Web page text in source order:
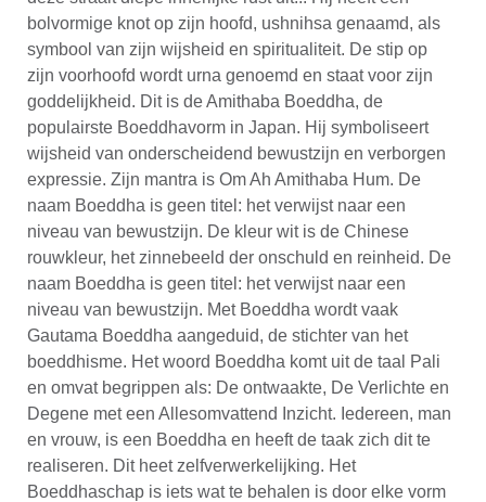
bolvormige knot op zijn hoofd, ushnihsa genaamd, als
symbool van zijn wijsheid en spiritualiteit. De stip op
zijn voorhoofd wordt urna genoemd en staat voor zijn
goddelijkheid. Dit is de Amithaba Boeddha, de
populairste Boeddhavorm in Japan. Hij symboliseert
wijsheid van onderscheidend bewustzijn en verborgen
expressie. Zijn mantra is Om Ah Amithaba Hum. De
naam Boeddha is geen titel: het verwijst naar een
niveau van bewustzijn. De kleur wit is de Chinese
rouwkleur, het zinnebeeld der onschuld en reinheid. De
naam Boeddha is geen titel: het verwijst naar een
niveau van bewustzijn. Met Boeddha wordt vaak
Gautama Boeddha aangeduid, de stichter van het
boeddhisme. Het woord Boeddha komt uit de taal Pali
en omvat begrippen als: De ontwaakte, De Verlichte en
Degene met een Allesomvattend Inzicht. Iedereen, man
en vrouw, is een Boeddha en heeft de taak zich dit te
realiseren. Dit heet zelfverwerkelijking. Het
Boeddhaschap is iets wat te behalen is door elke vorm